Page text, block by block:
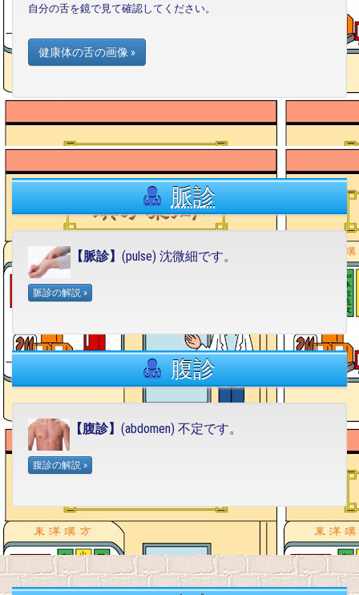
自分の舌を鏡で見て確認してください。
健康体の舌の画像 »
脈診
【脈診】 (pulse) 沈微細です。
腹診
【腹診】 (abdomen) 不定です。